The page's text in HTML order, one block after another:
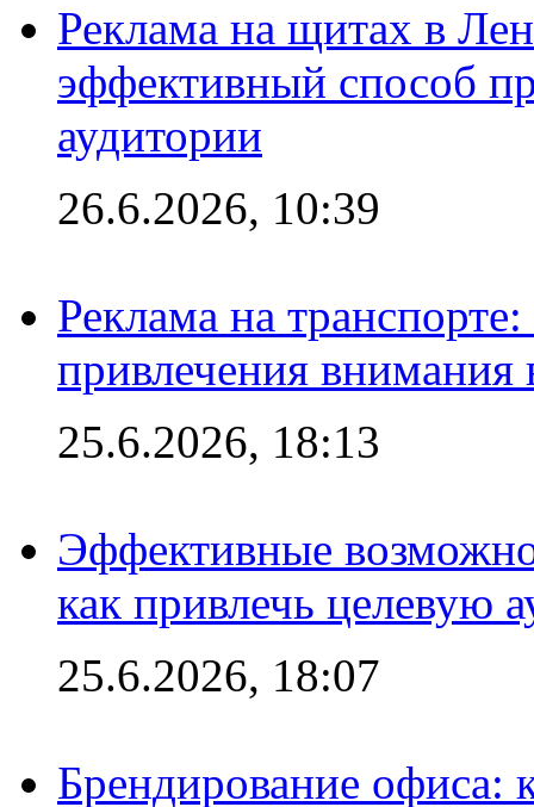
Реклама на щитах в
эффективный способ
аудитории
26.6.2026, 10:39
Реклама на
привлечения внимания
25.6.2026, 18:13
Эффективные
как привлечь целевую
25.6.2026, 18:07
Брендирование офиса: